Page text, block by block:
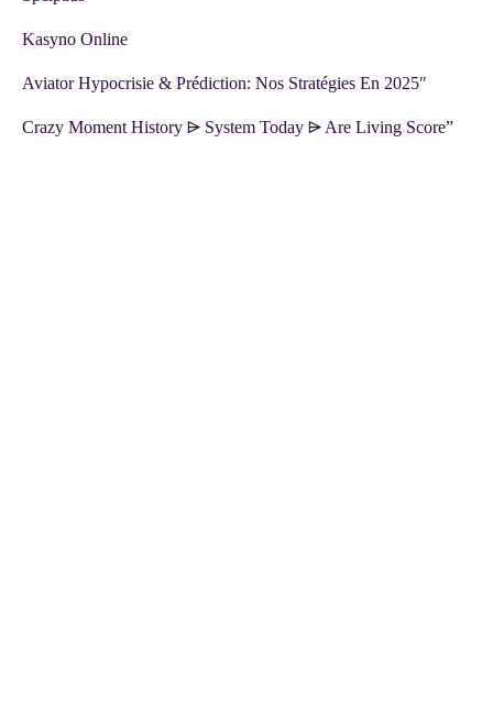
Kasyno Online
Aviator Hypocrisie & Prédiction: Nos Stratégies En 2025″
Crazy Moment History ⩥ System Today ⩥ Are Living Score”